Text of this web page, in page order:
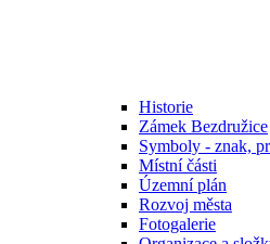
Historie
Zámek Bezdružice
Symboly - znak,
Místní části
Územní plán
Rozvoj města
Fotogalerie